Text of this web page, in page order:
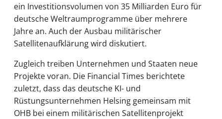
ein Investitionsvolumen von 35 Milliarden Euro für
deutsche Weltraumprogramme über mehrere
Jahre an. Auch der Ausbau militärischer
Satellitenaufklärung wird diskutiert.
Zugleich treiben Unternehmen und Staaten neue
Projekte voran. Die Financial Times berichtete
zuletzt, dass das deutsche KI- und
Rüstungsunternehmen Helsing gemeinsam mit
OHB bei einem militärischen Satellitenprojekt